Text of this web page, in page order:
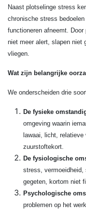
Naast plotselinge stress
chronische stress
functioneren afneemt.
niet meer alert, slapen niet
vliegen.
Wat zijn belangrijke
We onderscheiden drie
De fysieke
omgeving waarin
lawaai, licht, relatieve
zuurstoftekort.
De fysiologische
stress,
gegeten, kortom niet
Psychologische
problemen op het